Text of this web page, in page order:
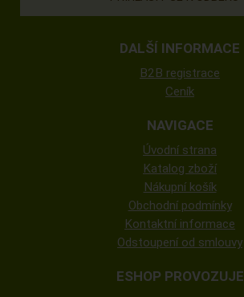
DALŠÍ INFORMACE
B2B registrace
Ceník
NAVIGACE
Úvodní strana
Katalog zboží
Nákupní košík
Obchodní podmínky
Kontaktní informace
Odstoupení od smlouvy
ESHOP PROVOZUJE